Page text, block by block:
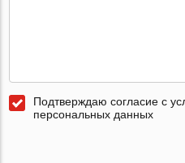
Подтверждаю согласие с
персональных данных